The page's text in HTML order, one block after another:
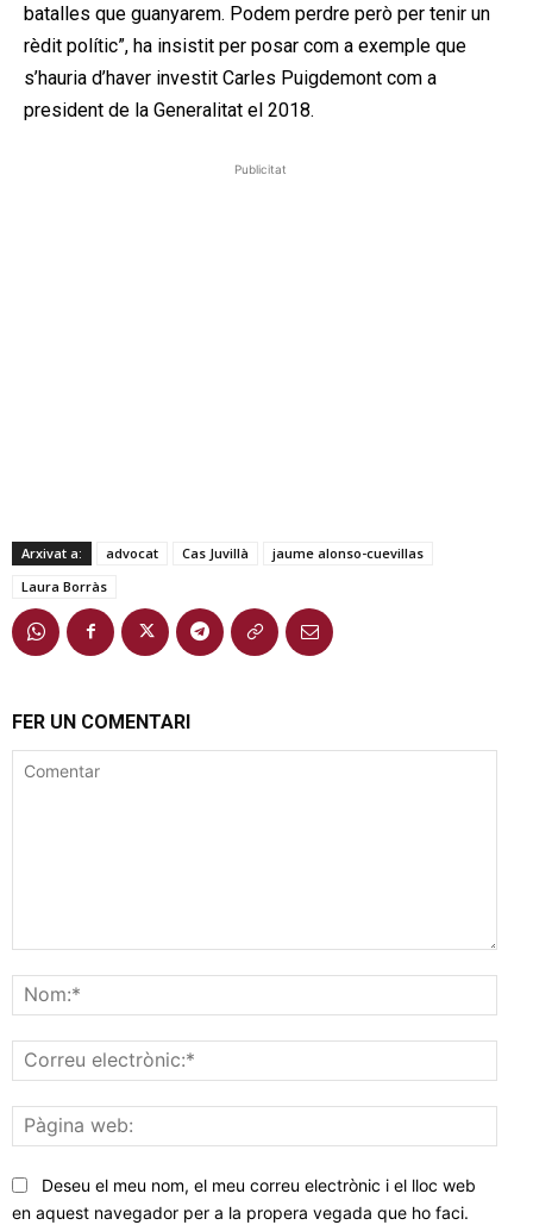
batalles que guanyarem. Podem perdre però per tenir un
rèdit polític”, ha insistit per posar com a exemple que
s’hauria d’haver investit Carles Puigdemont com a
president de la Generalitat el 2018.
Publicitat
Arxivat a: advocat Cas Juvillà
jaume alonso-cuevillas
Laura Borràs
FER UN COMENTARI
web:
Deseu el meu nom, el meu correu electrònic i el lloc web
en aquest navegador per a la propera vegada que ho faci.